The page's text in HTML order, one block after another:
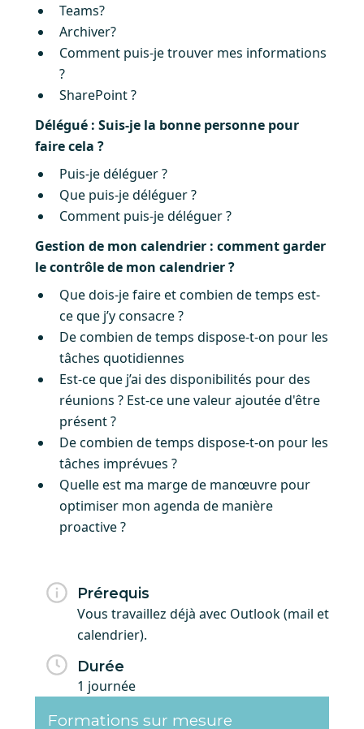
Teams?
Archiver?
Comment puis-je trouver mes informations
?
SharePoint ?
Délégué : Suis-je la bonne personne pour
faire cela ?
Puis-je déléguer ?
Que puis-je déléguer ?
Comment puis-je déléguer ?
Gestion de mon calendrier : comment garder
le contrôle de mon calendrier ?
Que dois-je faire et combien de temps est-
ce que j’y consacre ?
De combien de temps dispose-t-on pour les
tâches quotidiennes
Est-ce que j’ai des disponibilités pour des
réunions ? Est-ce une valeur ajoutée d'être
présent ?
De combien de temps dispose-t-on pour les
tâches imprévues ?
Quelle est ma marge de manœuvre pour
optimiser mon agenda de manière
proactive ?
Prérequis
Vous travaillez déjà avec Outlook (mail et
calendrier).
Durée
1 journée
Formations sur mesure